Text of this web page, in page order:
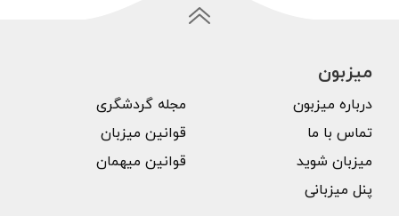
میزبون
درباره میزبون
تماس با ما
میزبان شوید
پنل میزبانی
مجله گردشگری
قوانین میزبان
قوانین میهمان